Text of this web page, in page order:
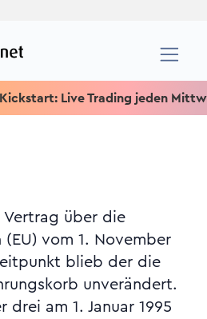
Live Trading jeden Mittwoch
Vertrag über die
(EU) vom 1. November
blieb der die
unverändert.
drei am 1. Januar 1995